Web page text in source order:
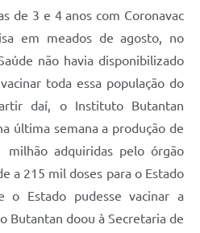
de 3 e 4 anos com Coronavac
em meados de agosto, no
não havia disponibilizado
toda essa população do
daí, o Instituto Butantan
última semana a produção de
milhão adquiridas pelo órgão
a 215 mil doses para o Estado
o Estado pudesse vacinar a
Butantan doou à Secretaria de